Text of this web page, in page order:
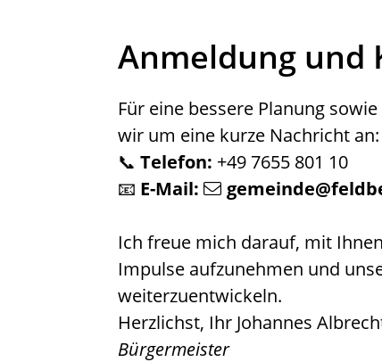
Anmeldung und
Für eine bessere Planung
wir um eine kurze Nachricht an:
📞 Telefon: +49 7655 801 10
📧 E-Mail:
Ich freue mich darauf, mit
Impulse aufzunehmen und
weiterzuentwickeln.
Herzlichst, Ihr Johannes
Bürgermeister